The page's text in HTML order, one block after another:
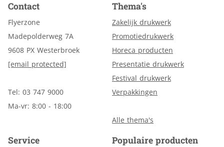
Contact
Flyerzone
Madepolderweg 7A
9608 PX Westerbroek
[email protected]
Tel: 03 747 9000
Ma-vr: 8:00 - 18:00
Thema's
Zakelijk drukwerk
Promotiedrukwerk
Horeca producten
Presentatie drukwerk
Festival drukwerk
Verpakkingen
Alle thema's
Service Populaire producten